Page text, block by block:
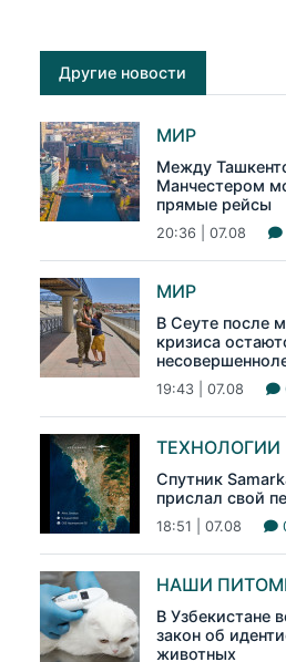
Другие новости
МИР
Между
Манчестером
прямые рейсы
20:36 | 07.08
МИР
В Сеуте после
кризиса
19:43 | 07.08
ТЕХНОЛОГИИ
Спутник
прислал свой
18:51 | 07.08
НАШИ
В Узбекистане
закон об
животных